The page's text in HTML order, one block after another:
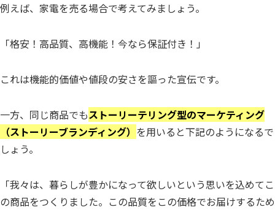
例えば、家電を売る場合で考えてみましょう。
「格安！高品質、高機能！今なら保証付き！」
これは機能的価値や値段の安さを謳った宣伝です。
一方、同じ商品でもストーリーテリング型のマーケティング
（ストーリーブランディング） を用いると下記のようになるで
しょう。
「我々は、暮らしが豊かになって欲しいという思いを込めてこ
の商品をつくりました。この品質をこの価格でお届けするため